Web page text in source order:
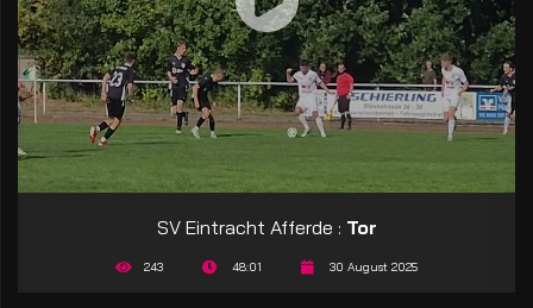
SV Eintracht Afferde : Tor
243 48:01 30 August 2025